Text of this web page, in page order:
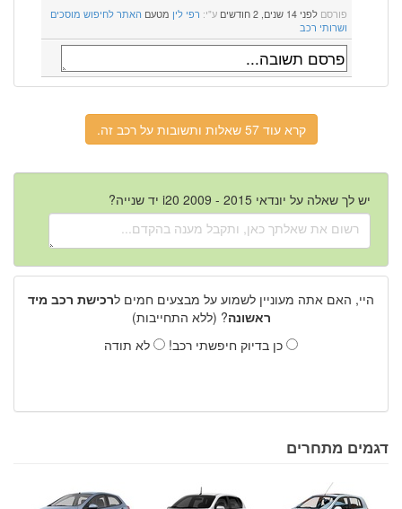
פורסם לפני 14 שנים, 2 חודשים ע"י: רפי לין מטעם האתר לחיפוש מוסכים
ושרותי רכב
קרא עוד 57 שאלות ותשובות על רכב זה.
יש לך שאלה על יונדאי i20 2009 - 2015 יד שנייה?
היי, האם אתה מעוניין לשמוע על מבצעים חמים לרכישת רכב מיד
ראשונה? (ללא התחייבות)
כן בדיוק חיפשתי רכב!
לא תודה
דגמים מתחרים